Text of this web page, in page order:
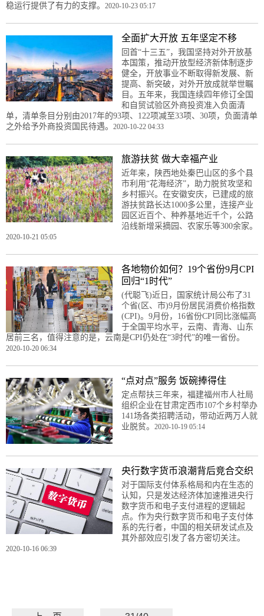
稳运行提供了有力的支撑。 2020-10-23 05:17
全面扩大开放 五年坚定不移
回首“十三五”，我国坚持对外开放基
本国策，推动开放型经济新体制逐步
健全，开放事业不断取得新发展、新
提高、新突破，对外开放成就举世瞩
目。五年来，我国连续四年修订全国
和自贸试验区外商投资准入负面清
单，清单条目分别由2017年的93项、122项减至33项、30项，负面清单
之外给予外商投资国民待遇。 2020-10-22 04:33
旅游扶贫 做大幸福产业
近年来，陕西地处秦巴山区的多个县
市利用“花海经济”，助力脱贫攻坚和
乡村振兴。在安徽安庆，已建成的旅
游扶贫路长达1000多公里，连接产业
园区近百个、种养基地近千个，公路
沿线新增采摘园、农家乐等300余家。
2020-10-21 05:05
各地物价如何？19个省份9月CPI
回归“1时代”
(代聪飞)近日，国家统计局公布了31
个省(区、市)9月份居民消费价格指数
(CPI)。9月份，16省份CPI同比涨幅高
于全国平均水平，云南、青海、山东
居前三名，值得注意的是，云南是CPI仍处在“3时代”的唯一省份。
2020-10-20 06:34
“点对点”服务 饭碗捧得住
定点帮扶三年来，福建福州市人社局
组织企业在甘肃定西市107个乡村举办
141场各类招聘活动，带动近两万人就
业脱贫。 2020-10-19 05:14
央行数字货币浪潮背后竞合交织
对于国际支付体系格局和内在生态的
认知，只是发达经济体加速推进央行
数字货币和电子支付进程的逻辑起
点。作为央行数字货币和电子支付体
系的先行者，中国的相关研发试点及
其外部效应引发了各方密切关注。
2020-10-16 06:39